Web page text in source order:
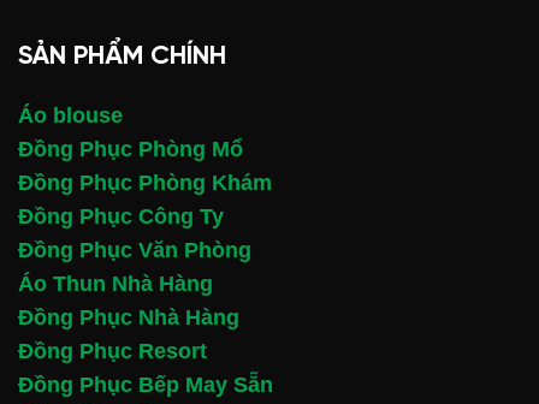
SẢN PHẨM CHÍNH
Áo blouse
Đồng Phục Phòng Mổ
Đồng Phục Phòng Khám
Đồng Phục Công Ty
Đồng Phục Văn Phòng
Áo Thun Nhà Hàng
Đồng Phục Nhà Hàng
Đồng Phục Resort
Đồng Phục Bếp May Sẵn